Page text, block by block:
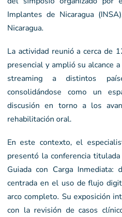
Implantes de Nicaragua
Nicaragua.
La actividad reunió a cerca de
presencial y amplió su alcance
streaming a distintos
consolidándose como un
discusión en torno a los
rehabilitación oral.
En este contexto, el
presentó la conferencia
Guiada con Carga Inmediata:
centrada en el uso de flujo
arco completo. Su exposición
con la revisión de casos